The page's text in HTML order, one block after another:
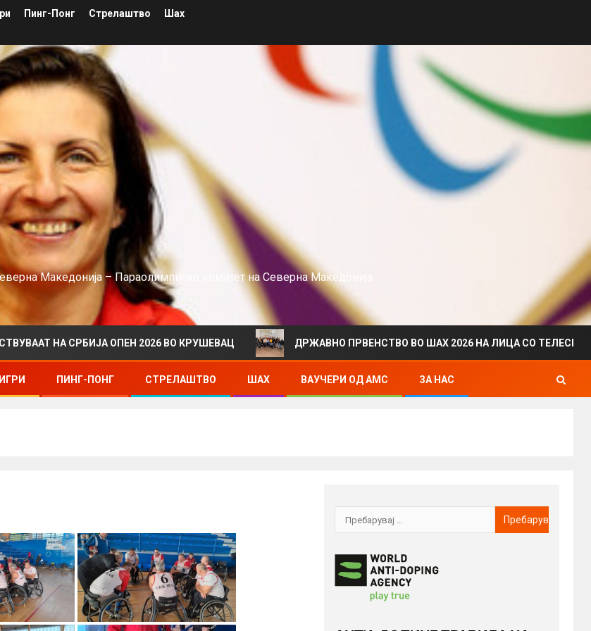
Пинг-Понг Стрелаштво
Шах
Македонија – Параолимписко комитет на Северна Македонија
НА СРБИЈА ОПЕН 2026 ВО КРУШЕВАЦ ДРЖАВНО ПРВЕНСТВО ВО ШАХ 2026 НА ЛИЦА СО ТЕЛЕСЕН
ПИНГ-ПОНГ СТРЕЛАШТВО ШАХ ВАУЧЕРИ ОД АМС ЗА НАС